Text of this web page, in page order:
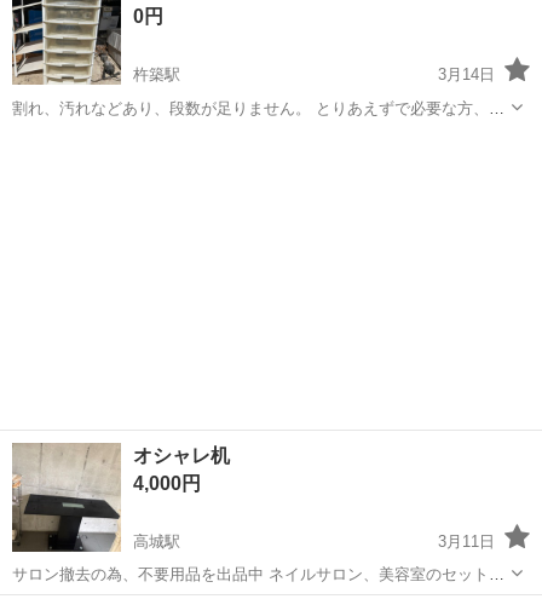
0円
杵築駅
3月14日
割れ、汚れなどあり、段数が足りません。 とりあえずで必要な方、無
オシャレ机
4,000円
高城駅
3月11日
サロン撤去の為、不要用品を出品中 ネイルサロン、美容室のセット台